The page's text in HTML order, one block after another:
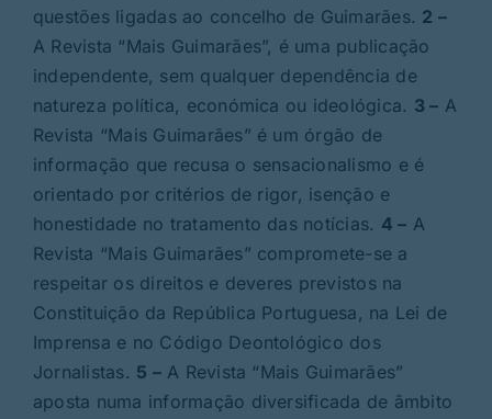
questões ligadas ao concelho de Guimarães. 2 –
A Revista “Mais Guimarães”, é uma publicação
independente, sem qualquer dependência de
natureza política, económica ou ideológica. 3 – A
Revista “Mais Guimarães” é um órgão de
informação que recusa o sensacionalismo e é
orientado por critérios de rigor, isenção e
honestidade no tratamento das notícias. 4 – A
Revista “Mais Guimarães” compromete-se a
respeitar os direitos e deveres previstos na
Constituição da República Portuguesa, na Lei de
Imprensa e no Código Deontológico dos
Jornalistas. 5 –A Revista “Mais Guimarães”
aposta numa informação diversificada de âmbito